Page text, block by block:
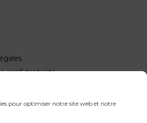
pour optimiser notre site web et notre
confidentialité